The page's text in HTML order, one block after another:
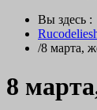
Вы здесь :
/8 марта,
8